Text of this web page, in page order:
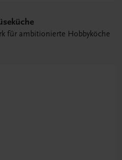
für ambitionierte Hobbyköche